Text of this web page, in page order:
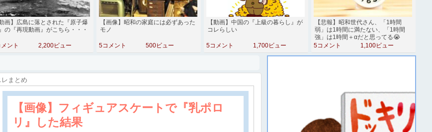
動画】広島に落とされた『原子爆
の『再現動画』がこちら・・・
ント 2,200ビュー
【画像】昭和の家庭には必ずあった
モノ
5コメント 500ビュー
【動画】中国の『上級の暮らし』が
コレらしい
5コメント 1,700ビュー
【悲報】昭和世代さん、「1時間
弱」は1時間に満たない、「1時間
強」は1時間＋αだと思ってる😭
5コメント
1,100ビュー
まとめ
【画像】フィギュアスケートで『乳ポロ
リ』した結果